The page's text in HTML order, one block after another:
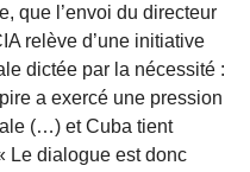
que l’envoi du directeur
relève d’une initiative
dictée par la nécessité :
a exercé une pression
(…) et Cuba tient
Le dialogue est donc